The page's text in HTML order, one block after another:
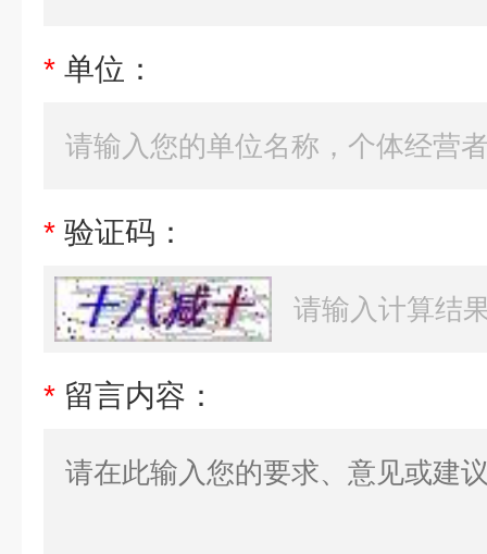
* 单位：
* 验证码：
* 留言内容：